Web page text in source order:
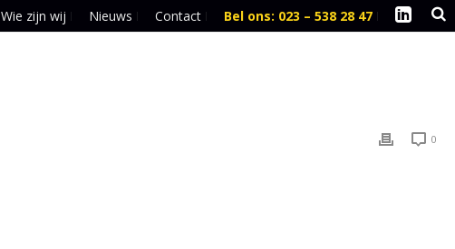
Wie zijn wij Nieuws Contact Bel ons: 023 – 538 28 47
0